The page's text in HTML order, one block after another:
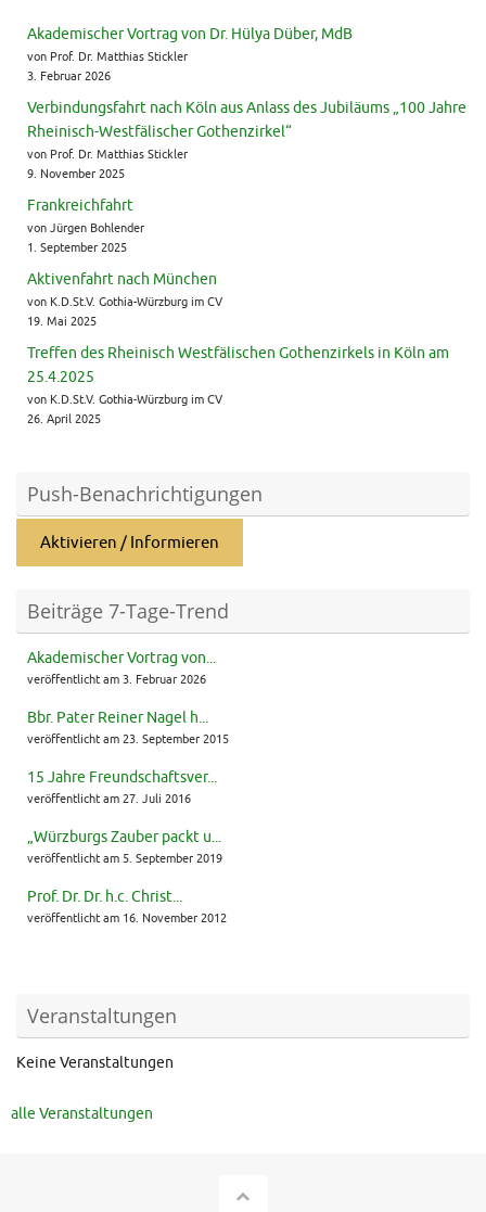
Akademischer Vortrag von Dr. Hülya Düber, MdB
von Prof. Dr. Matthias Stickler
3. Februar 2026
Verbindungsfahrt nach Köln aus Anlass des Jubiläums „100 Jahre
Rheinisch-Westfälischer Gothenzirkel“
von Prof. Dr. Matthias Stickler
9. November 2025
Frankreichfahrt
von Jürgen Bohlender
1. September 2025
Aktivenfahrt nach München
von K.D.St.V. Gothia-Würzburg im CV
19. Mai 2025
Treffen des Rheinisch Westfälischen Gothenzirkels in Köln am
25.4.2025
von K.D.St.V. Gothia-Würzburg im CV
26. April 2025
Push-Benachrichtigungen
Aktivieren / Informieren
Beiträge 7-Tage-Trend
Akademischer Vortrag von...
veröffentlicht am 3. Februar 2026
Bbr. Pater Reiner Nagel h...
veröffentlicht am 23. September 2015
15 Jahre Freundschaftsver...
veröffentlicht am 27. Juli 2016
„Würzburgs Zauber packt u...
veröffentlicht am 5. September 2019
Prof. Dr. Dr. h.c. Christ...
veröffentlicht am 16. November 2012
Veranstaltungen
Keine Veranstaltungen
alle Veranstaltungen